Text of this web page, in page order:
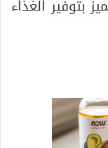
بتوفير الغذاء